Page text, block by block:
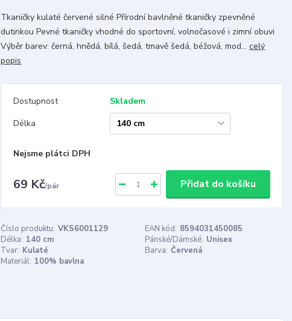
Tkaničky kulaté červené silné Přírodní bavlněné tkaničky zpevněné
dutinkou Pevné tkaničky vhodné do sportovní, volnočasové i zimní obuvi
Výběr barev: černá, hnědá, bílá, šedá, tmavě šedá, béžová, mod...celý
popis
Dostupnost
Skladem
Délka
Nejsme plátci DPH
69 Kč/pár Přidat do košíku
Číslo produktu: VKS6001129 EAN kód: 8594031450085
Délka: 140 cm Pánské/Dámské: Unisex
Tvar: Kulaté Barva: Červená
Materiál: 100% bavlna